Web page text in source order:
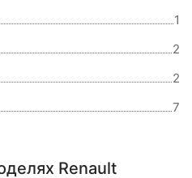
1
2
2
7
Renault